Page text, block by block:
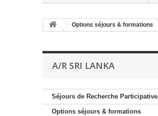
Options séjours & formations
A/R SRI LANKA
Séjours de Recherche Participative
Options séjours & formations